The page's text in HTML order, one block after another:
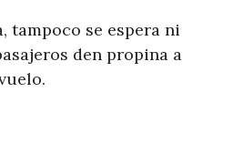
tampoco se espera ni
den propina a